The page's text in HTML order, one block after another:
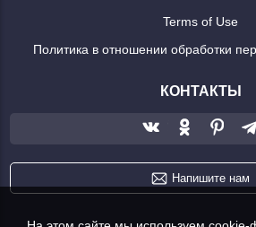
Terms of Use
Политика в отношении обработки
КОНТАКТЫ
Напишите нам